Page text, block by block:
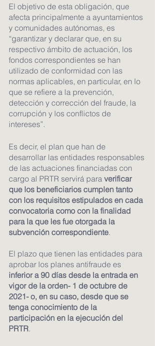
El objetivo de esta obligación, que
afecta principalmente a ayuntamientos
y comunidades autónomas, es
“garantizar y declarar que, en su
respectivo ámbito de actuación, los
fondos correspondientes se han
utilizado de conformidad con las
normas aplicables, en particular, en lo
que se refiere a la prevención,
detección y corrección del fraude, la
corrupción y los conflictos de
intereses”.
Es decir, el plan que han de
desarrollar las entidades responsables
de las actuaciones financiadas con
cargo al PRTR servirá para verificar
que los beneficiarios cumplen tanto
con los requisitos estipulados en cada
convocatoria como con la finalidad
para la que les fue otorgada la
subvención correspondiente
El plazo que tienen las entidades para
aprobar los planes antifraude es
inferior a 90 días ​​desde la entrada en
vigor de la orden- 1 de octubre de
2021- o, en su caso, desde que se
tenga conocimiento de la
participación en la ejecución del
PRTR.